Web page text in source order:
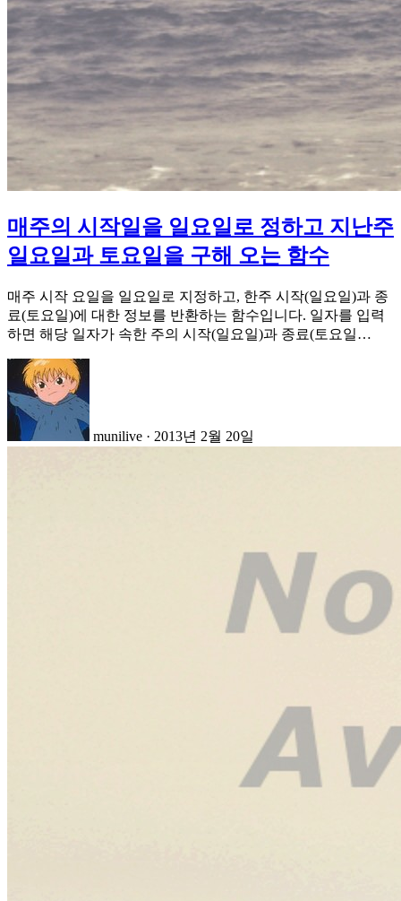
매주의 시작일을 일요일로 정하고 지난주
일요일과 토요일을 구해 오는 함수
매주 시작 요일을 일요일로 지정하고, 한주 시작(일요일)과 종
료(토요일)에 대한 정보를 반환하는 함수입니다. 일자를 입력
하면 해당 일자가 속한 주의 시작(일요일)과 종료(토요일…
munilive · 2013년 2월 20일